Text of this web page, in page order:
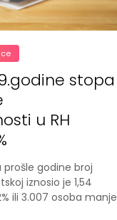
stopa
u RH
godine broj
iznosio je 1,54
ili 3.007 osoba manje